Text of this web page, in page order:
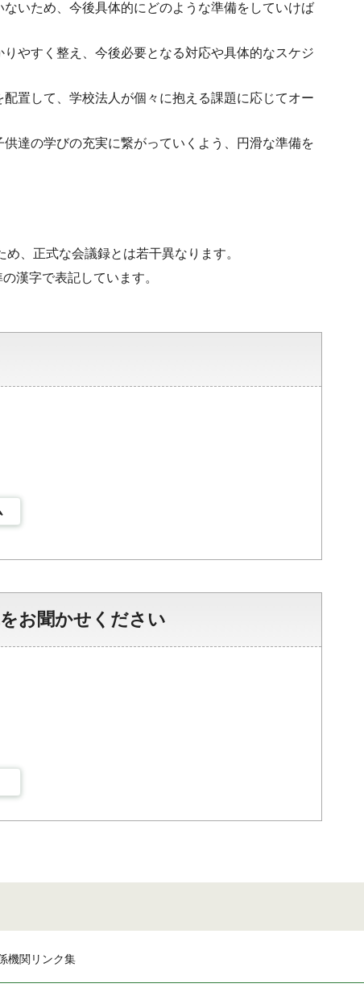
いため、今後具体的にどのような準備をしていけば
やすく整え、今後必要となる対応や具体的なスケジ
置して、学校法人が個々に抱える課題に応じてオー
達の学びの充実に繋がっていくよう、円滑な準備を
、正式な会議録とは若干異なります。
漢字で表記しています。
お聞かせください
機関リンク集